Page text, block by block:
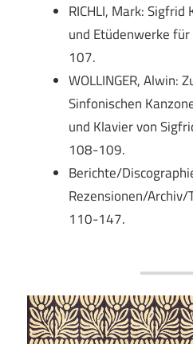
RICHLI, Mark:
und Etüdenwerke
107.
WOLLINGER, Alwin:
Sinfonischen
und Klavier von
108-109.
Berichte/
Rezensionen/Archiv/
110-147.